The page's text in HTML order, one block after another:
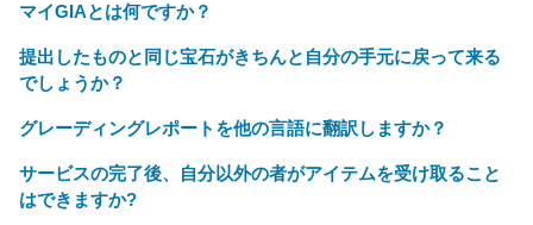
マイGIAとは何ですか？
提出したものと同じ宝石がきちんと自分の手元に戻って来る
でしょうか？
グレーディングレポートを他の言語に翻訳しますか？
サービスの完了後、自分以外の者がアイテムを受け取ること
はできますか?